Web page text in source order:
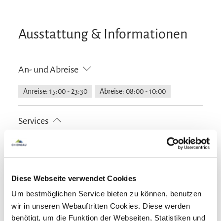
Diese Webseite verwendet Cookies
Um bestmöglichen Service bieten zu können, benutzen
wir in unseren Webauftritten Cookies. Diese werden
benötigt, um die Funktion der Webseiten, Statistiken und
Ausstattung & Informationen
An- und Abreise
Anreise: 15:00 - 23:30 Abreise: 08:00 - 10:00
Services
kostenloser Parkplatz
Parkplatz am Haus
E-Tankstelle
Ausschließlich Barzahlung
Aktivitäten
Fahrradtouren Radfahren
Skifahren
Tagung & Konferenz